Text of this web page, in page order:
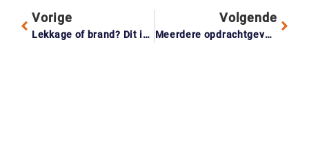
Vorige
Lekkage of brand? Dit is waarom je verzekerd moet zijn
Volgende
Meerdere opdrachtgevers als zzp’er? Dit is waarom het nu belangrijk is